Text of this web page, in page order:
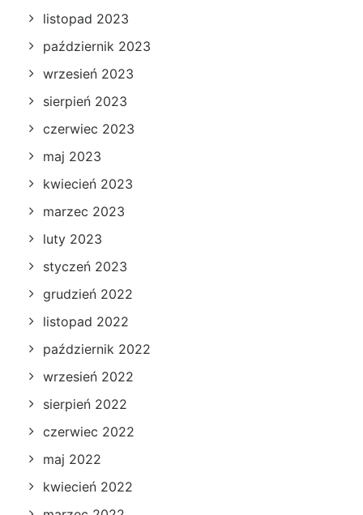
listopad 2023
październik 2023
wrzesień 2023
sierpień 2023
czerwiec 2023
maj 2023
kwiecień 2023
marzec 2023
luty 2023
styczeń 2023
grudzień 2022
listopad 2022
październik 2022
wrzesień 2022
sierpień 2022
czerwiec 2022
maj 2022
kwiecień 2022